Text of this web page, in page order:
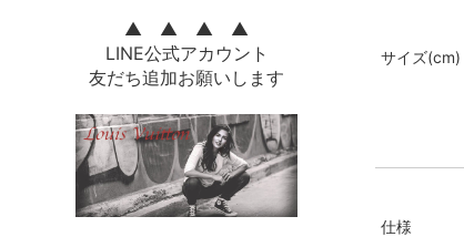
▲ ▲ ▲ ▲
LINE公式アカウント
友だち追加お願いします
サイズ(cm)
仕様